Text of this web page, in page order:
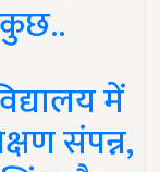
में
संपन्न,